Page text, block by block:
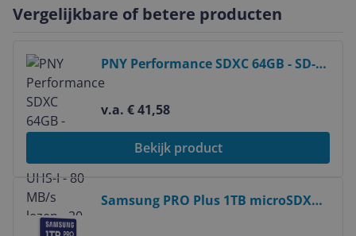
Vergelijkbare of betere producten
PNY Performance SDXC 64GB - SD-
kaart - Class 10 - UHS-I - 80 MB/s
lezen - 20 MB/s schrijven
v.a. € 41,58
Bekijk product
Bekijk product
Samsung PRO Plus 1TB microSDXC
Bekijk product